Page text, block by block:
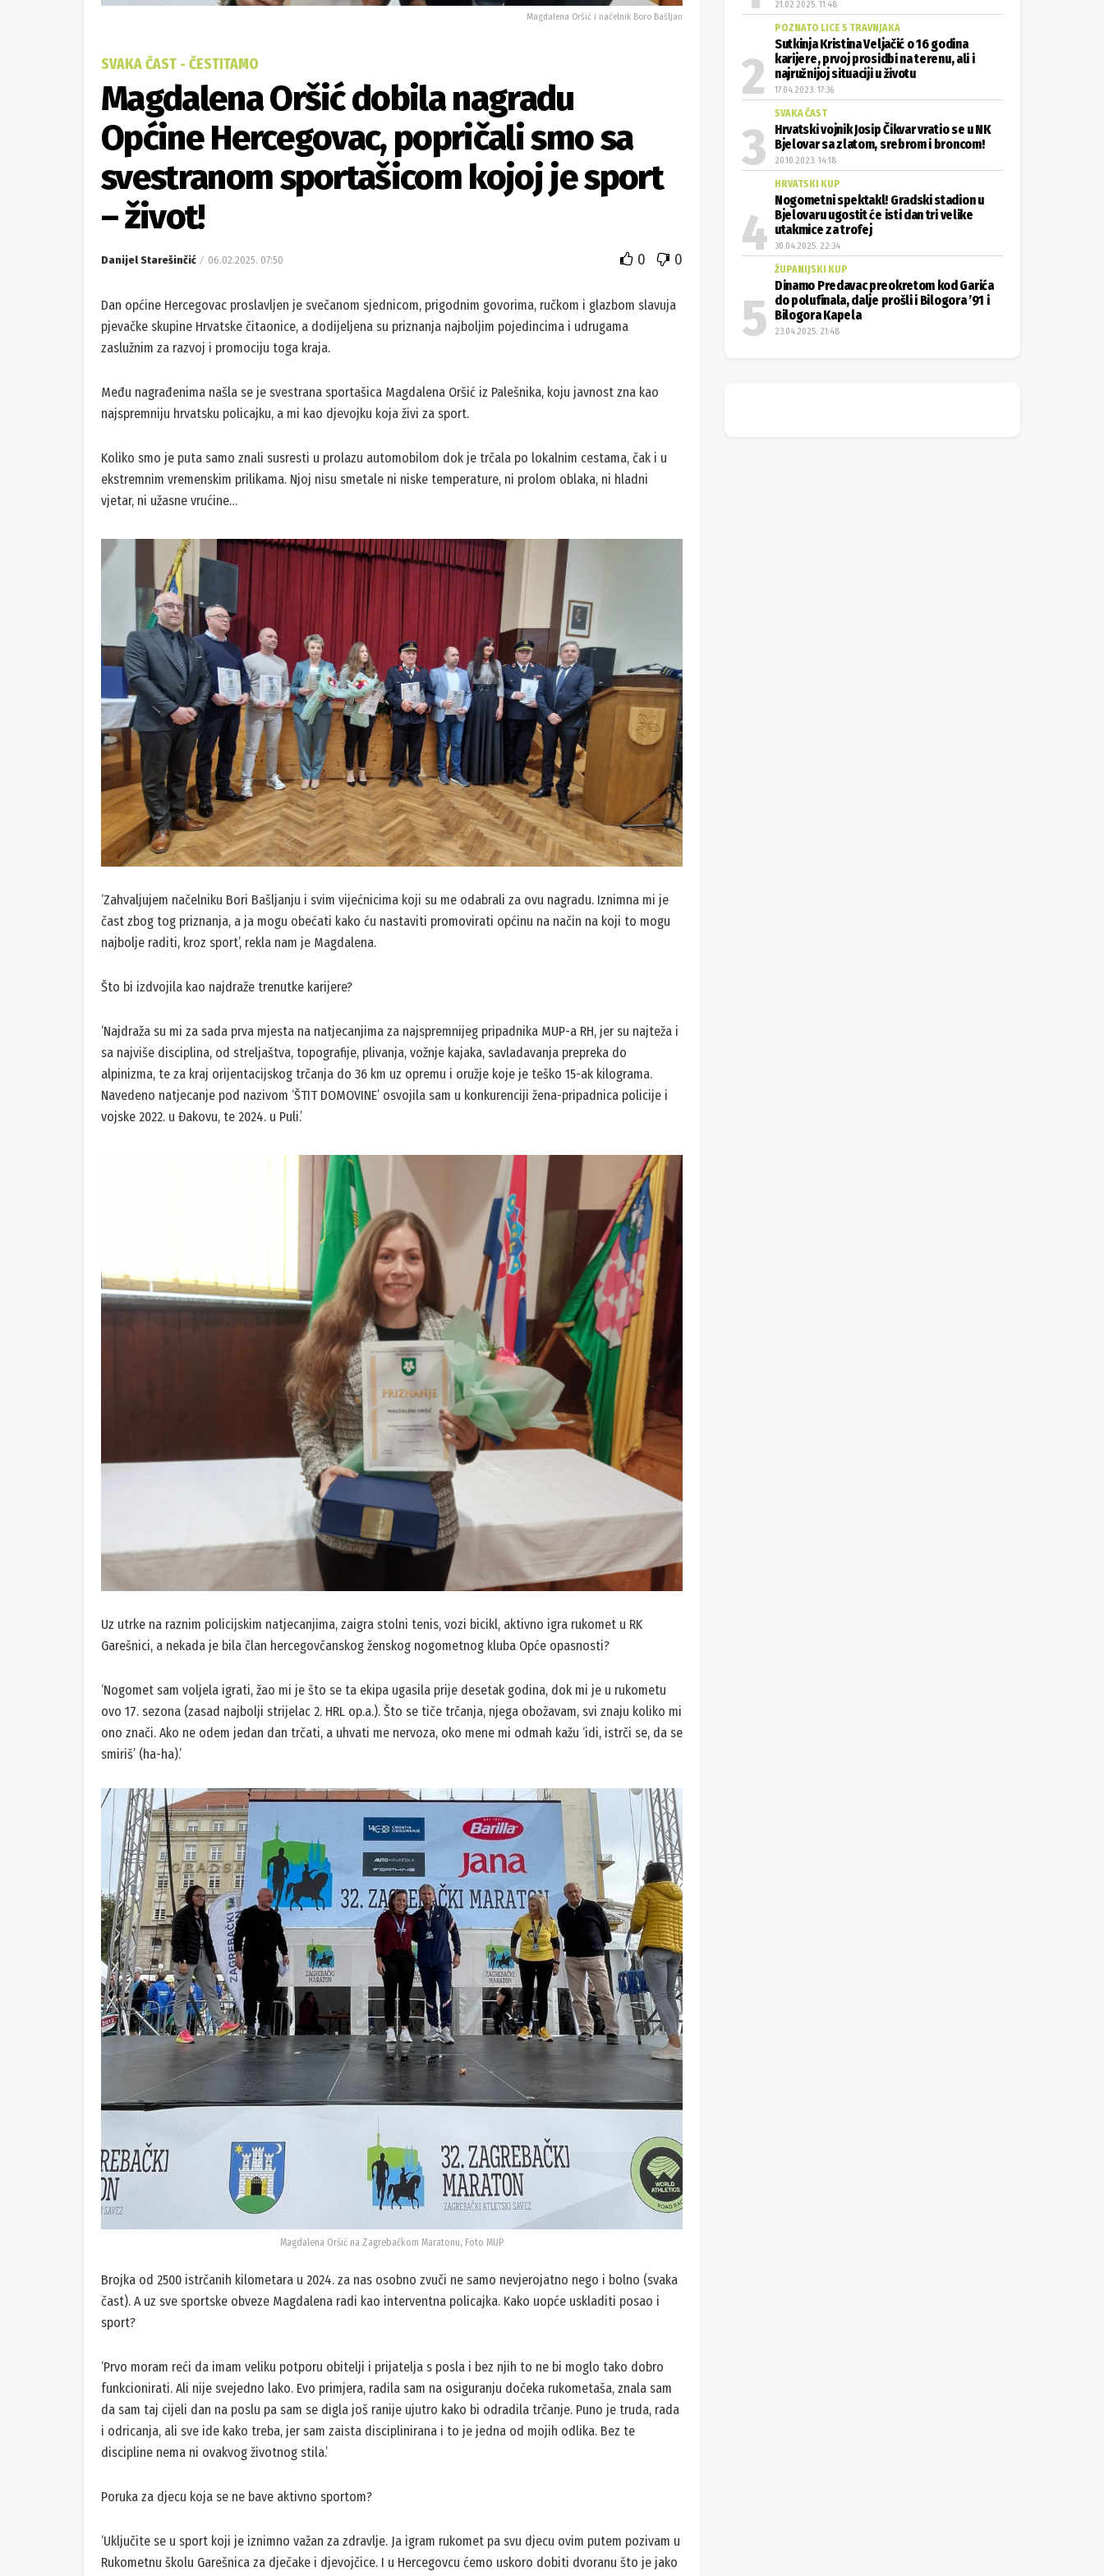
Magdalena Oršić i načelnik Boro Bašljan
SVAKA ČAST - ČESTITAMO
Magdalena Oršić dobila nagradu
Općine Hercegovac, popričali smo sa
svestranom sportašicom kojoj je sport
– život!
Danijel Starešinčić 06.02.2025. 07:50 0 0
Dan općine Hercegovac proslavljen je svečanom sjednicom, prigodnim govorima, ručkom i glazbom slavuja
pjevačke skupine Hrvatske čitaonice, a dodijeljena su priznanja najboljim pojedincima i udrugama
zaslužnim za razvoj i promociju toga kraja.
Među nagrađenima našla se je svestrana sportašica Magdalena Oršić iz Palešnika, koju javnost zna kao
najspremniju hrvatsku policajku, a mi kao djevojku koja živi za sport.
Koliko smo je puta samo znali susresti u prolazu automobilom dok je trčala po lokalnim cestama, čak i u
ekstremnim vremenskim prilikama. Njoj nisu smetale ni niske temperature, ni prolom oblaka, ni hladni
vjetar, ni užasne vrućine…
‘Zahvaljujem načelniku Bori Bašljanju i svim vijećnicima koji su me odabrali za ovu nagradu. Iznimna mi je
čast zbog tog priznanja, a ja mogu obećati kako ću nastaviti promovirati općinu na način na koji to mogu
najbolje raditi, kroz sport’, rekla nam je Magdalena.
Što bi izdvojila kao najdraže trenutke karijere?
‘Najdraža su mi za sada prva mjesta na natjecanjima za najspremnijeg pripadnika MUP-a RH, jer su najteža i
sa najviše disciplina, od streljaštva, topografije, plivanja, vožnje kajaka, savladavanja prepreka do
alpinizma, te za kraj orijentacijskog trčanja do 36 km uz opremu i oružje koje je teško 15-ak kilograma.
Navedeno natjecanje pod nazivom ‘ŠTIT DOMOVINE’ osvojila sam u konkurenciji žena-pripadnica policije i
vojske 2022. u Đakovu, te 2024. u Puli.’
Uz utrke na raznim policijskim natjecanjima, zaigra stolni tenis, vozi bicikl, aktivno igra rukomet u RK
Garešnici, a nekada je bila član hercegovčanskog ženskog nogometnog kluba Opće opasnosti?
‘Nogomet sam voljela igrati, žao mi je što se ta ekipa ugasila prije desetak godina, dok mi je u rukometu
ovo 17. sezona (zasad najbolji strijelac 2. HRL op.a.). Što se tiče trčanja, njega obožavam, svi znaju koliko mi
ono znači. Ako ne odem jedan dan trčati, a uhvati me nervoza, oko mene mi odmah kažu ‘idi, istrči se, da se
smiriš’ (ha-ha).’
Magdalena Oršić na Zagrebačkom Maratonu, Foto MUP
Brojka od 2500 istrčanih kilometara u 2024. za nas osobno zvuči ne samo nevjerojatno nego i bolno (svaka
čast). A uz sve sportske obveze Magdalena radi kao interventna policajka. Kako uopće uskladiti posao i
sport?
‘Prvo moram reći da imam veliku potporu obitelji i prijatelja s posla i bez njih to ne bi moglo tako dobro
funkcionirati. Ali nije svejedno lako. Evo primjera, radila sam na osiguranju dočeka rukometaša, znala sam
da sam taj cijeli dan na poslu pa sam se digla još ranije ujutro kako bi odradila trčanje. Puno je truda, rada
i odricanja, ali sve ide kako treba, jer sam zaista disciplinirana i to je jedna od mojih odlika. Bez te
discipline nema ni ovakvog životnog stila.’
Poruka za djecu koja se ne bave aktivno sportom?
‘Uključite se u sport koji je iznimno važan za zdravlje. Ja igram rukomet pa svu djecu ovim putem pozivam u
Rukometnu školu Garešnica za dječake i djevojčice. I u Hercegovcu ćemo uskoro dobiti dvoranu što je jako
21.02.2025. 11:48
POZNATO LICE S TRAVNJAKA
Sutkinja Kristina Veljačić o 16 godina
karijere, prvoj prosidbi na terenu, ali i
najružnijoj situaciji u životu
17.04.2023. 17:36
SVAKA ČAST
Hrvatski vojnik Josip Čikvar vratio se u NK
Bjelovar sa zlatom, srebrom i broncom!
20.10.2023. 14:18
HRVATSKI KUP
Nogometni spektakl! Gradski stadion u
Bjelovaru ugostit će isti dan tri velike
utakmice za trofej
30.04.2025. 22:34
ŽUPANIJSKI KUP
Dinamo Predavac preokretom kod Garića
do polufinala, dalje prošli i Bilogora ’91 i
Bilogora Kapela
23.04.2025. 21:48